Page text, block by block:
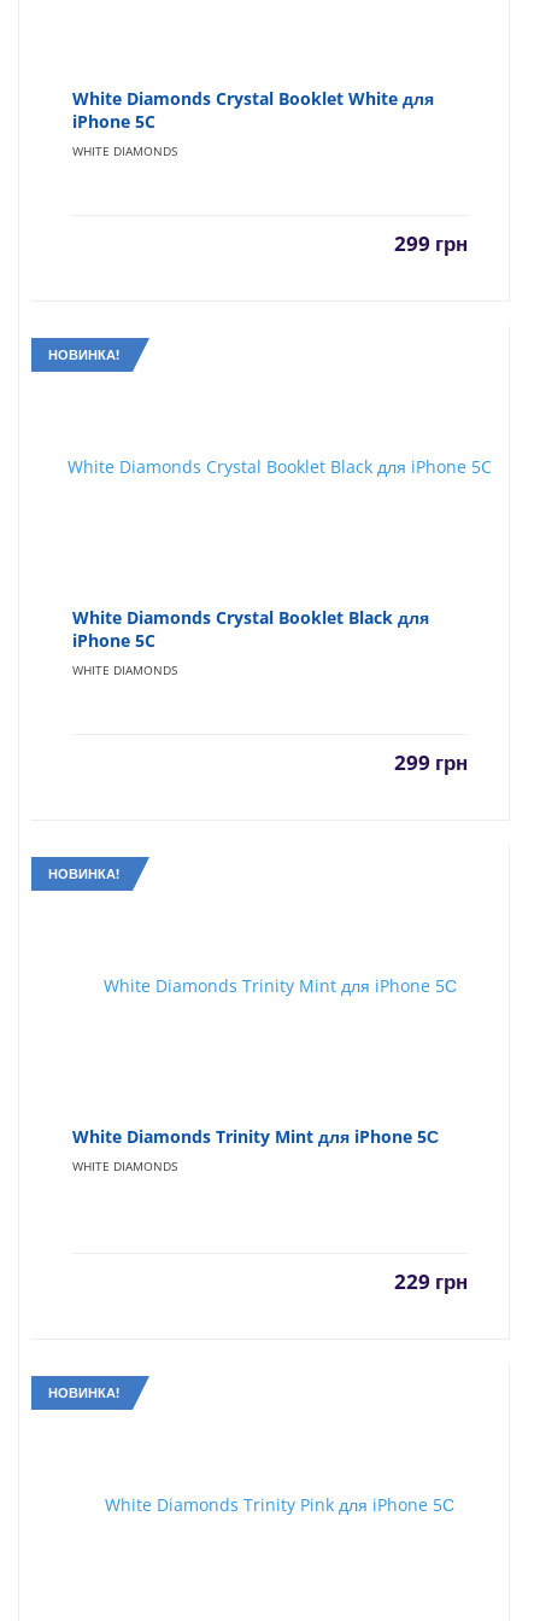
White Diamonds Crystal Booklet White для
iPhone 5C
WHITE DIAMONDS
299 грн
НОВИНКА!
White Diamonds Crystal Booklet Black для
iPhone 5C
WHITE DIAMONDS
299 грн
НОВИНКА!
White Diamonds Trinity Mint для iPhone 5С
WHITE DIAMONDS
229 грн
НОВИНКА!